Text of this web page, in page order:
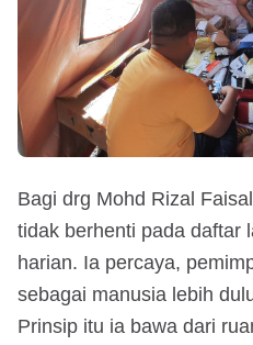
Bagi drg Mohd Rizal
tidak berhenti pada daftar
harian. Ia percaya,
sebagai manusia lebih
Prinsip itu ia bawa dari